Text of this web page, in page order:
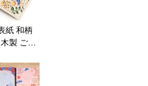
紙 和柄
製 ご朱
CIAL
ネコ 椿
青い鳥 柴